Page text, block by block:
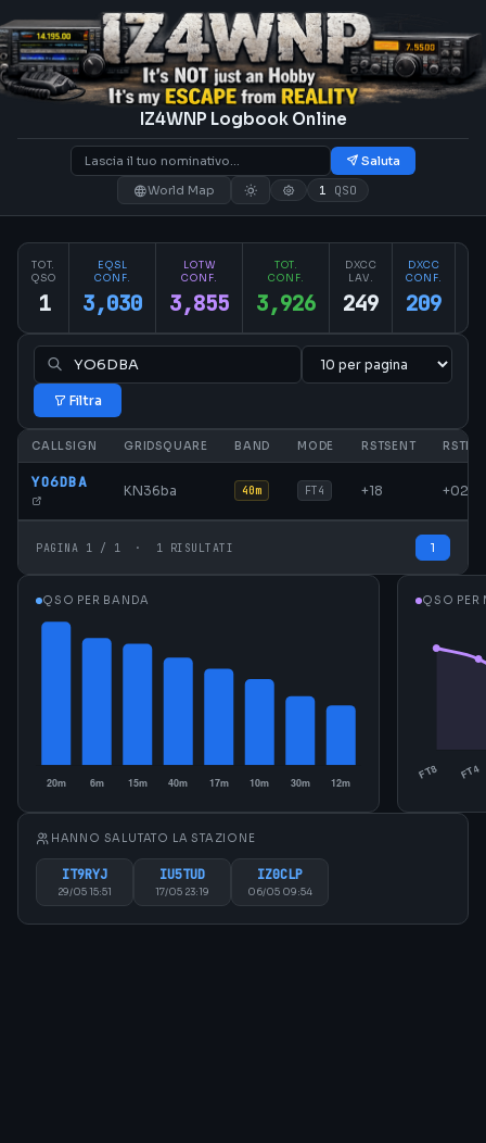
IZ4WNP Logbook Online
Saluta
World Map
1 QSO
TOT.
QSO
1
EQSL
CONF.
3,030
LOTW
CONF.
3,855
TOT.
CONF.
3,926
DXCC
LAV.
249
DXCC
CONF.
209
Filtra
CALLSIGN GRIDSQUARE BAND MODE RSTSENT
YO6DBA KN36ba 40m FT4 +18 +02
PAGINA 1 / 1 · 1 RISULTATI 1
QSO PER BANDA QSO PER
HANNO SALUTATO LA STAZIONE
IT9RYJ
29/05 15:51
IU5TUD
17/05 23:19
IZ0CLP
06/05 09:54